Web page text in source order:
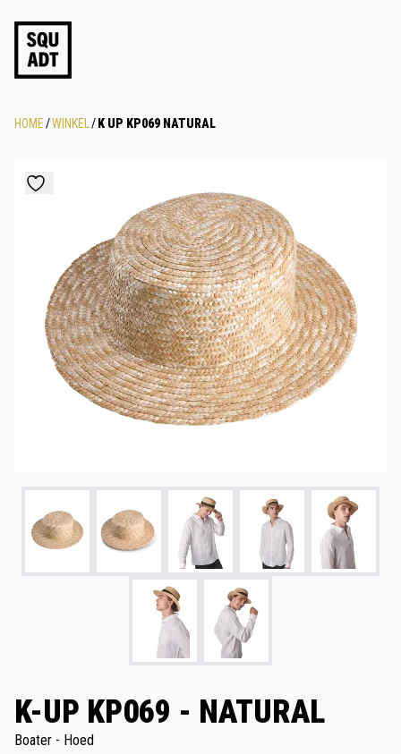
HOME/WINKEL / K UP KP069 NATURAL
K-UP KP069 - NATURAL
Boater - Hoed